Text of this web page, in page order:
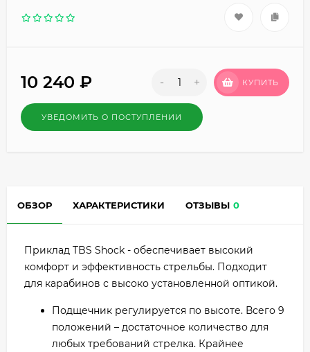
10 240 ₽ - + КУПИТЬ
УВЕДОМИТЬ О ПОСТУПЛЕНИИ
ОБЗОР ХАРАКТЕРИСТИКИ ОТЗЫВЫ 0
Приклад TBS Shock - обеспечивает высокий
комфорт и эффективность стрельбы. Подходит
для карабинов с высоко установленной оптикой.
Подщечник регулируется по высоте. Всего 9
положений – достаточное количество для
любых требований стрелка. Крайнее